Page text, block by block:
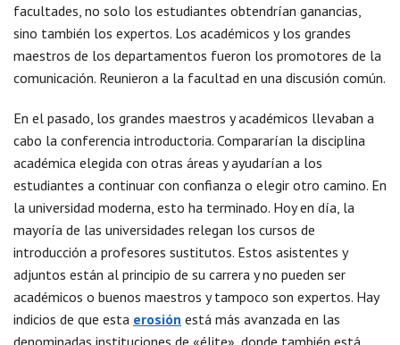
facultades, no solo los estudiantes obtendrían ganancias,
sino también los expertos. Los académicos y los grandes
maestros de los departamentos fueron los promotores de la
comunicación. Reunieron a la facultad en una discusión común.
En el pasado, los grandes maestros y académicos llevaban a
cabo la conferencia introductoria. Compararían la disciplina
académica elegida con otras áreas y ayudarían a los
estudiantes a continuar con confianza o elegir otro camino. En
la universidad moderna, esto ha terminado. Hoy en día, la
mayoría de las universidades relegan los cursos de
introducción a profesores sustitutos. Estos asistentes y
adjuntos están al principio de su carrera y no pueden ser
académicos o buenos maestros y tampoco son expertos. Hay
indicios de que esta erosión está más avanzada en las